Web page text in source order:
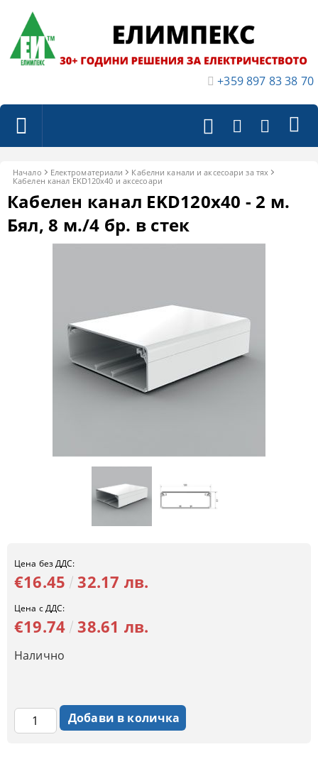
+359 897 83 38 70
Начало Електроматериали
Кабелни канали и аксесоари за тях
Кабелен канал EKD120x40 и аксесоари
Кабелен канал EKD120x40 - 2 м.
Бял, 8 м./4 бр. в стек
Цена без ДДС:
€16.45 32.17 лв.
Цена с ДДС:
€19.74 38.61 лв.
Налично